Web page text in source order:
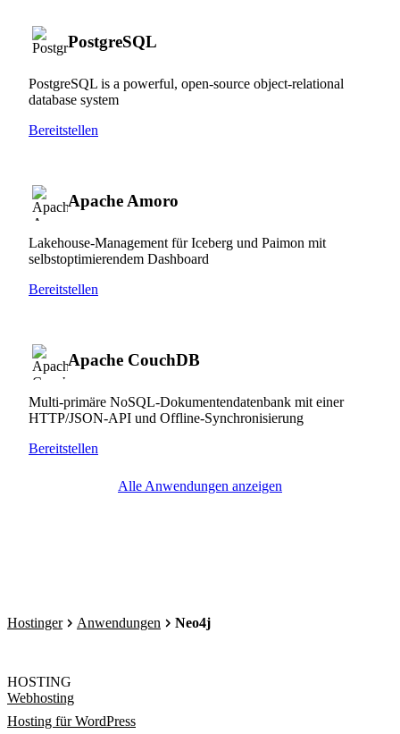
PostgreSQL
PostgreSQL is a powerful, open-source object-relational
database system
Bereitstellen
Apache Amoro
Lakehouse-Management für Iceberg und Paimon mit
selbstoptimierendem Dashboard
Bereitstellen
Apache CouchDB
Multi-primäre NoSQL-Dokumentendatenbank mit einer
HTTP/JSON-API und Offline-Synchronisierung
Bereitstellen
Alle Anwendungen anzeigen
Hostinger Anwendungen Neo4j
HOSTING
Webhosting
Hosting für WordPress